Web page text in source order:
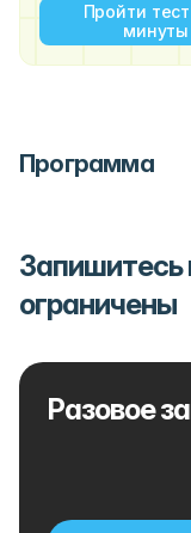
Пройти
минуты
Программа
Запишитесь
ограничены
Разовое